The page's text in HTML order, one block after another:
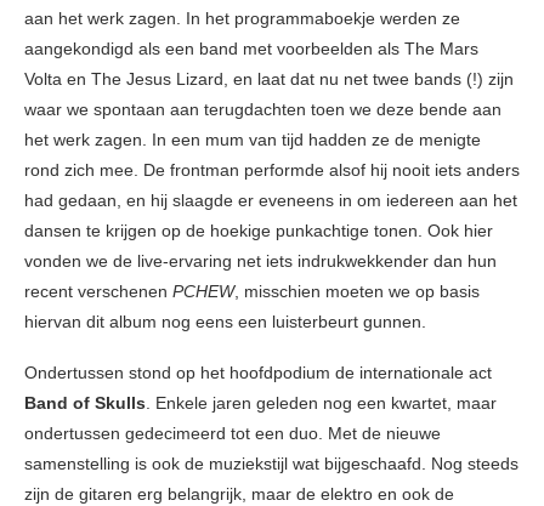
aan het werk zagen. In het programmaboekje werden ze
aangekondigd als een band met voorbeelden als The Mars
Volta en The Jesus Lizard, en laat dat nu net twee bands (!) zijn
waar we spontaan aan terugdachten toen we deze bende aan
het werk zagen. In een mum van tijd hadden ze de menigte
rond zich mee. De frontman performde alsof hij nooit iets anders
had gedaan, en hij slaagde er eveneens in om iedereen aan het
dansen te krijgen op de hoekige punkachtige tonen. Ook hier
vonden we de live-ervaring net iets indrukwekkender dan hun
recent verschenen PCHEW, misschien moeten we op basis
hiervan dit album nog eens een luisterbeurt gunnen.
Ondertussen stond op het hoofdpodium de internationale act
Band of Skulls . Enkele jaren geleden nog een kwartet, maar
ondertussen gedecimeerd tot een duo. Met de nieuwe
samenstelling is ook de muziekstijl wat bijgeschaafd. Nog steeds
zijn de gitaren erg belangrijk, maar de elektro en ook de